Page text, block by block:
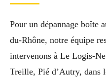
Pour un dépannage boîte
du-Rhône, notre équipe
intervenons à Le Logis-
Treille, Pié d’Autry, dans